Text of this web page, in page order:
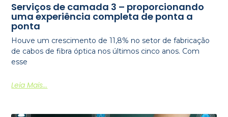
Serviços de camada 3 – proporcionando
uma experiência completa de ponta a
ponta
Houve um crescimento de 11,8% no setor de fabricação
de cabos de fibra óptica nos últimos cinco anos. Com
esse
Leia Mais...